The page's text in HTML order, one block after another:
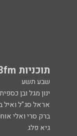
תוכניות 103fm
שבע תשע
ינון מגל ובן כספית
אראל סג"ל ואיל
ברק סרי ואלי
גיא פלג